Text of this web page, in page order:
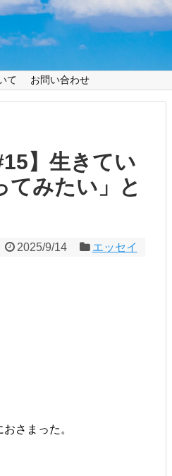
て お問い合わせ
】生きてい
てみたい」と
2025/9/14 エッセイ
さまった。